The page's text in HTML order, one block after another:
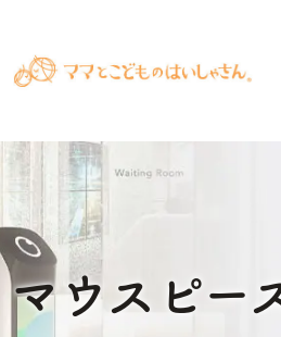
マウスピー